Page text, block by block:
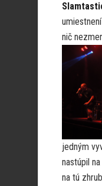
nič
jedným
nastúpil
na tú